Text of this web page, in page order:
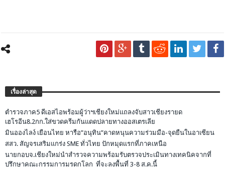
เรื่องล่าสุด
ตำรวจภาค5 ดีเอสไอพร้อมผู้ว่าฯเชียงใหม่แถลงจับสาวเชียงรายด
เฮโรอีน8.2กก.ใส่ขวดครีมกันแดดปลายทางออสเตรเลีย
มินอองไลง์ เยือนไทย หารือ”อนุทิน”คาดหนุนความร่วมมือ-จุดยืนในอาเซียน
สสว. สัญจรเสริมแกร่ง SME ทั่วไทย ปักหมุดแรกที่ภาคเหนือ
นายกอบจ.เชียงใหม่นำสำรวจความพร้อมรับตรวจประเมินทางเทคนิคจากที่
ปรึกษาคณะกรรมการมรดกโลก ที่จะลงพื้นที่ 3-8 ส.ค.นี้